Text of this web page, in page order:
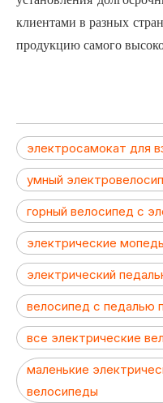
клиентами в разных
продукцию самого
электросамокат для
умный
горный велосипед с
электрические
электрический
велосипед с педалью
все электрические
маленькие
велосипеды